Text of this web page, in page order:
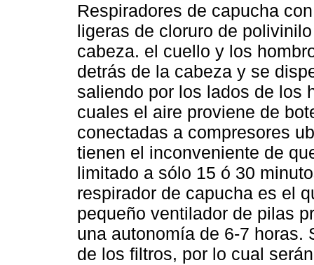
Respiradores de capucha
ligeras de cloruro de
cabeza. el cuello y los
detrás de la cabeza y se
saliendo por los lados de los
cuales el aire proviene de
conectadas a compresores
tienen el inconveniente de
limitado a sólo 15 ó 30
respirador de capucha es el
pequeño ventilador de pilas
una autonomía de 6-7 horas.
de los filtros, por lo cual